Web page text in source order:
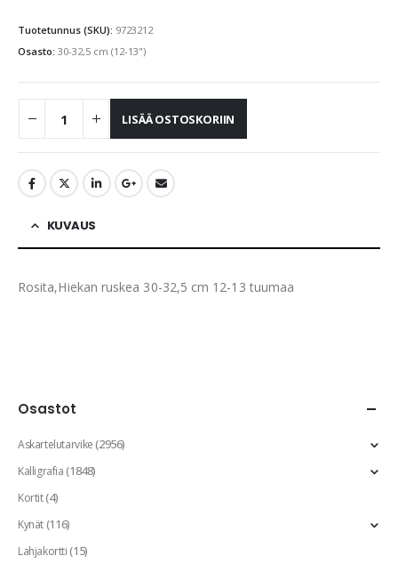
Tuotetunnus (SKU): 9723212
Osasto: 30-32,5 cm (12-13")
LISÄÄ OSTOSKORIIN
KUVAUS
Rosita,Hiekan ruskea 30-32,5 cm 12-13 tuumaa
Osastot
Askartelutarvike(2956)
Kalligrafia(1848)
Kortit(4)
Kynät(116)
Lahjakortti(15)